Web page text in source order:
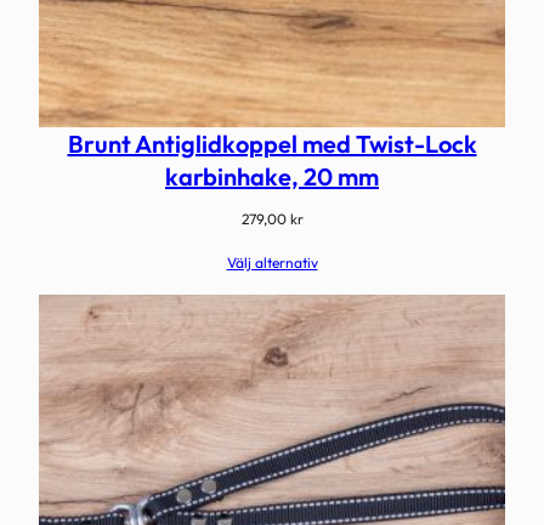
Brunt Antiglidkoppel med Twist-Lock
karbinhake, 20 mm
279,00 kr
Välj alternativ